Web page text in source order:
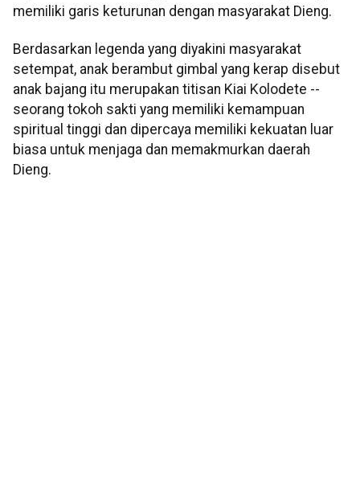
memiliki garis keturunan dengan masyarakat Dieng.
Berdasarkan legenda yang diyakini masyarakat
setempat, anak berambut gimbal yang kerap disebut
anak bajang itu merupakan titisan Kiai Kolodete --
seorang tokoh sakti yang memiliki kemampuan
spiritual tinggi dan dipercaya memiliki kekuatan luar
biasa untuk menjaga dan memakmurkan daerah
Dieng.